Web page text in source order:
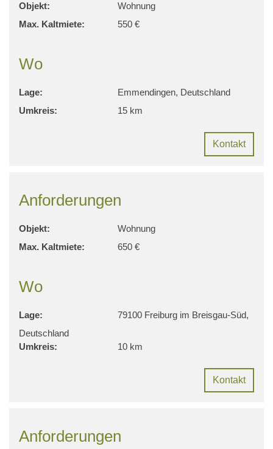
Objekt:
Wohnung
Max. Kaltmiete:
550 €
Wo
Lage:
Emmendingen, Deutschland
Umkreis:
15 km
Kontakt
Anforderungen
Objekt:
Wohnung
Max. Kaltmiete:
650 €
Wo
Lage:
79100 Freiburg im Breisgau-Süd,
Deutschland
Umkreis:
10 km
Kontakt
Anforderungen